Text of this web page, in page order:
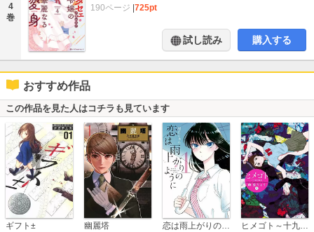
4
巻
190ページ |725pt
試し読み 購入する
おすすめ作品
この作品を見た人はコチラも見ています
ギフト± 幽麗塔 ヒメゴト～十九歳の制服～